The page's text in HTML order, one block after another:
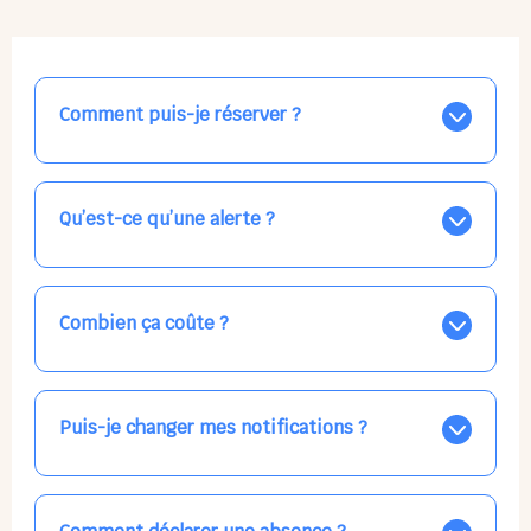
Comment puis-je réserver ?
Nos places libres au quotidien sont affichées jour par
jour dans le calendrier ci-dessus, EN BLEU. Tapez sur
celle qui vous intéresse, choisissez vos horaires, et la
confirmation est immédiate ! Vos accueils
Qu’est-ce qu’une alerte ?
Vous avez besoin d'une solution d'accueil pour une
date précise, ou pour un jour régulier dans la semaine,
mais les places disponibles EN BLEU ne correspondent
pas ? Créez une alerte ponctuelle ou récurrente, ainsi
Combien ça coûte ?
Votre accueil est normalement facturé par la direction
de la crèche, en fin de mois, selon votre taux horaire
habituel. N'hésitez pas à confirmer directement avec
l'équipe lors de la prochaine visite !
Puis-je changer mes notifications ?
Dans votre profil (bouton bleu en haut à droite), vous
pouvez choisir de recevoir les alertes et confirmations
par email, par SMS, par les deux canaux en même